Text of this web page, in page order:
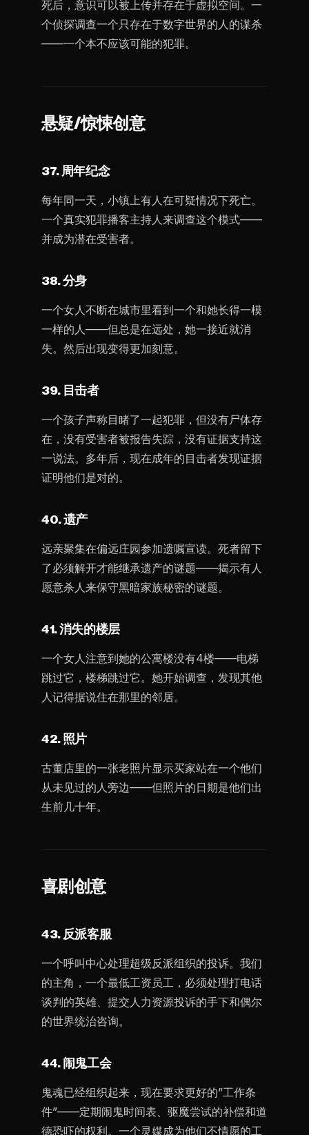
死后，意识可以被上传并存在于虚拟空间。一
个侦探调查一个只存在于数字世界的人的谋杀
——一个本不应该可能的犯罪。
悬疑/惊悚创意
37. 周年纪念
每年同一天，小镇上有人在可疑情况下死亡。
一个真实犯罪播客主持人来调查这个模式——
并成为潜在受害者。
38. 分身
一个女人不断在城市里看到一个和她长得一模
一样的人——但总是在远处，她一接近就消
失。然后出现变得更加刻意。
39. 目击者
一个孩子声称目睹了一起犯罪，但没有尸体存
在，没有受害者被报告失踪，没有证据支持这
一说法。多年后，现在成年的目击者发现证据
证明他们是对的。
40. 遗产
远亲聚集在偏远庄园参加遗嘱宣读。死者留下
了必须解开才能继承遗产的谜题——揭示有人
愿意杀人来保守黑暗家族秘密的谜题。
41. 消失的楼层
一个女人注意到她的公寓楼没有4楼——电梯
跳过它，楼梯跳过它。她开始调查，发现其他
人记得据说住在那里的邻居。
42. 照片
古董店里的一张老照片显示买家站在一个他们
从未见过的人旁边——但照片的日期是他们出
生前几十年。
喜剧创意
43. 反派客服
一个呼叫中心处理超级反派组织的投诉。我们
的主角，一个最低工资员工，必须处理打电话
谈判的英雄、提交人力资源投诉的手下和偶尔
的世界统治咨询。
44. 闹鬼工会
鬼魂已经组织起来，现在要求更好的”工作条
件”——定期闹鬼时间表、驱魔尝试的补偿和道
德恐吓的权利。一个灵媒成为他们不情愿的工